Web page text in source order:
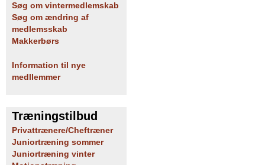
Søg om vintermedlemskab
Søg om ændring af
medlemsskab
Makkerbørs
Information til nye
medllemmer
Træningstilbud
Privattrænere/Cheftræner
Juniortræning sommer
Juniortræning vinter